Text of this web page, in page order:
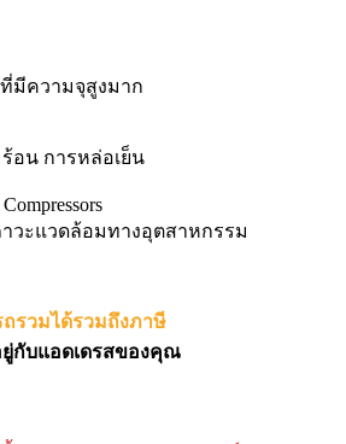
มีความจุสูงมาก
อน การหล่อเย็น
วะแวดล้อมทางอุตสาหกรรม
รวมได้รวมถึงภาษี
กับแอดเดรสของคุณ